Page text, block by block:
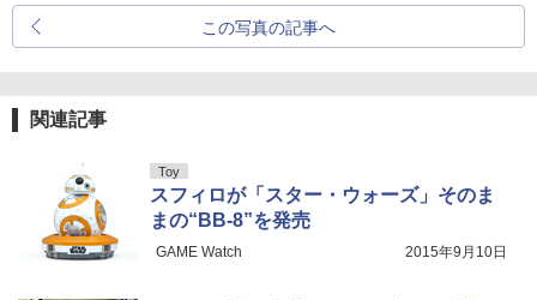
この写真の記事へ
関連記事
Toy
スフィロが「スター・ウォーズ」そのま
まの“BB-8”を発売
GAME Watch 2015年9月10日